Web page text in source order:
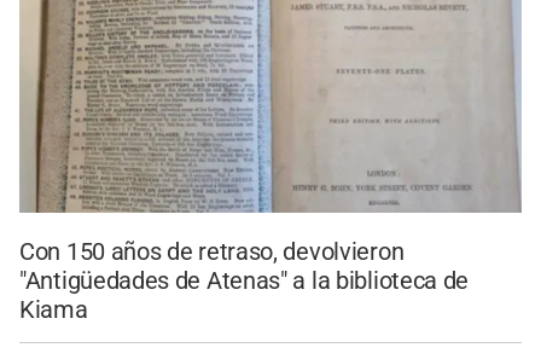
Con 150 años de retraso, devolvieron
"Antigüedades de Atenas" a la biblioteca de
Kiama